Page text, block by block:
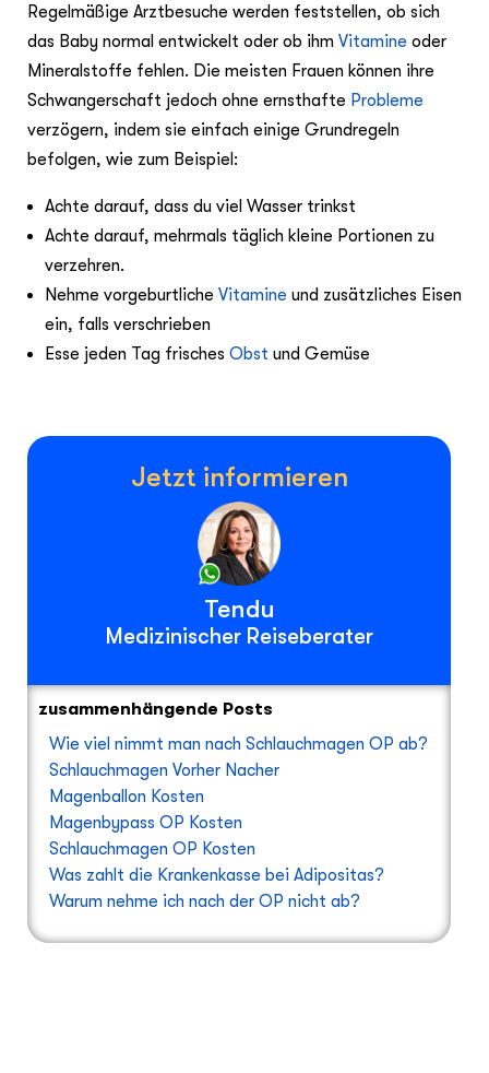
Regelmäßige Arztbesuche werden feststellen, ob sich
das Baby normal entwickelt oder ob ihm Vitamine oder
Mineralstoffe fehlen. Die meisten Frauen können ihre
Schwangerschaft jedoch ohne ernsthafte Probleme
verzögern, indem sie einfach einige Grundregeln
befolgen, wie zum Beispiel:
Achte darauf, dass du viel Wasser trinkst
Achte darauf, mehrmals täglich kleine Portionen zu
verzehren.
Nehme vorgeburtliche Vitamine und zusätzliches Eisen
ein, falls verschrieben
Esse jeden Tag frisches Obst und Gemüse
Jetzt informieren
Tendu
Medizinischer Reiseberater
zusammenhängende Posts
Wie viel nimmt man nach Schlauchmagen OP ab?
Schlauchmagen Vorher Nacher
Magenballon Kosten
Magenbypass OP Kosten
Schlauchmagen OP Kosten
Was zahlt die Krankenkasse bei Adipositas?
Warum nehme ich nach der OP nicht ab?